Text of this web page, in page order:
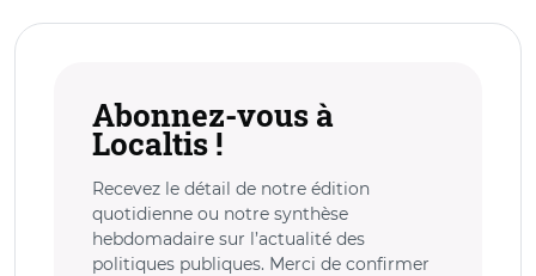
Abonnez-vous à
Localtis !
Recevez le détail de notre édition
quotidienne ou notre synthèse
hebdomadaire sur l’actualité des
politiques publiques. Merci de confirmer